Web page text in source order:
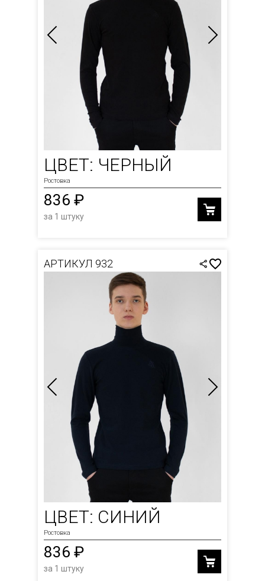
ЦВЕТ: ЧЕРНЫЙ
Ростовка
836 ₽
за 1 штуку
АРТИКУЛ 932
ЦВЕТ: СИНИЙ
Ростовка
836 ₽
за 1 штуку